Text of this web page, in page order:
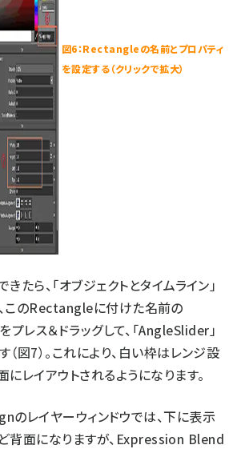
図6：Rectangleの名前とプロパティ
を設定する（クリックで拡大）
たら、「オブジェクトとタイムライン」
このRectangleに付けた名前の
レス＆ドラッグして、「AngleSlider」
図7）。これにより、白い枠はレンジ設
レイアウトされるようになります。
レイヤーウィンドウでは、下に表示
背面になりますが、Expression Blend